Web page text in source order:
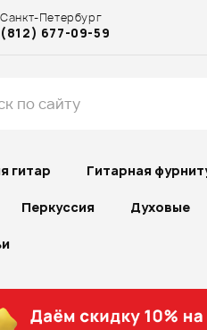
Санкт-Петербург
(812) 677-09-59
гитар Гитарная
Перкуссия Духовые